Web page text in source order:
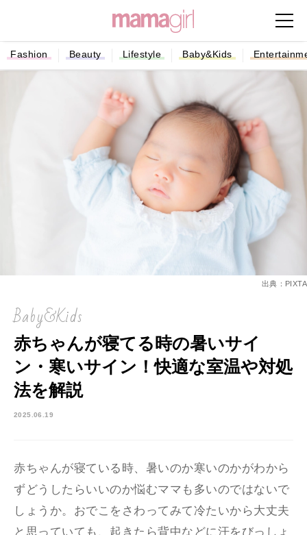
Fashion Beauty Lifestyle Baby&Kids
出典：PIXTA
Baby&Kids
赤ちゃんが寝てる時の暑いサイ
ン・寒いサイン！快適な室温や対処
法を解説
2025.06.19
赤ちゃんが寝ている時、暑いのか寒いのかがわから
ずどうしたらいいのか悩むママも多いのではないで
しょうか。おでこをさわってみて冷たいから大丈夫
と思っていても、起きたら背中などに汗をびっしょ